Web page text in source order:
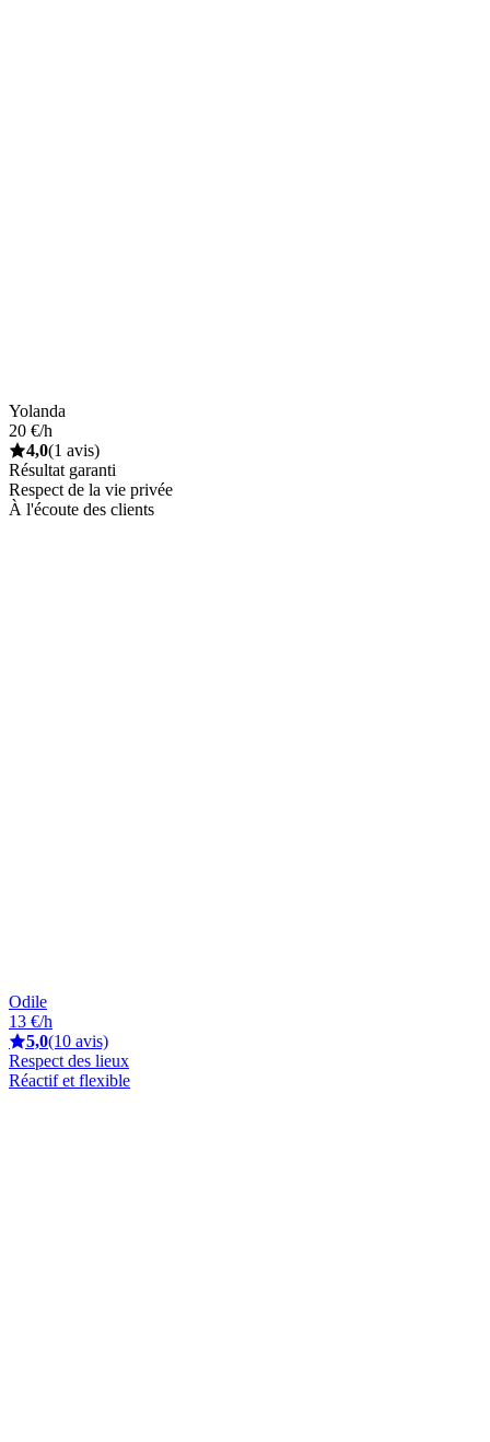
Yolanda
20 €/h
4,0(1 avis)
Résultat garanti
Respect de la vie privée
À l'écoute des clients
Odile
13 €/h
5,0(10 avis)
Respect des lieux
Réactif et flexible